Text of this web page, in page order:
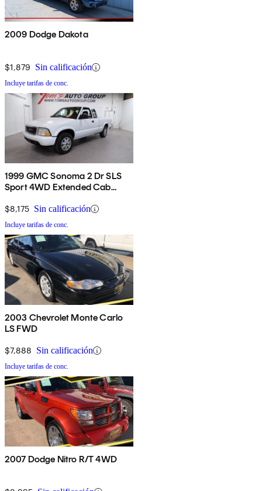
2009 Dodge Dakota
$1,879 Sin calificación
Incluye tarifas de conc.
1999 GMC Sonoma 2 Dr SLS
Sport 4WD Extended Cab
$8,175 Sin calificación
Incluye tarifas de conc.
2003 Chevrolet Monte Carlo
LS FWD
$7,888 Sin calificación
Incluye tarifas de conc.
2007 Dodge Nitro R/T 4WD